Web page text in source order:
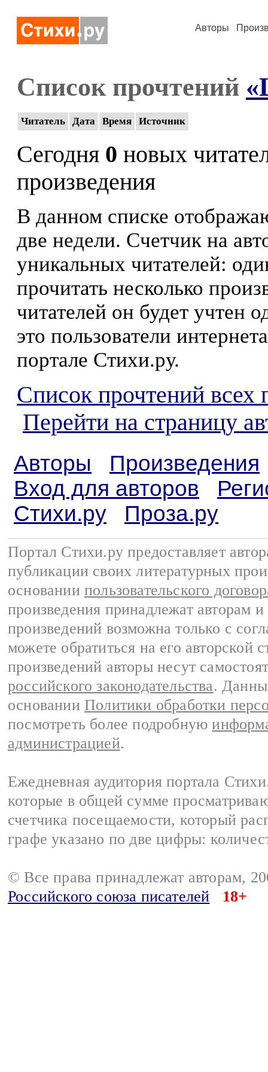
Авторы
Список прочтений
Читатель Дата Время Источник
Сегодня 0 новых
произведения
В данном списке
две недели. Счетчик на
уникальных читателей:
прочитать несколько
читателей он будет учтен
это пользователи
портале Стихи.ру.
Список прочтений всех
Перейти на страницу
Авторы
Произведения
Вход для авторов
Стихи.ру
Проза.ру
Портал Стихи.ру предоставляет
публикации своих литературных
основании пользовательского
произведения принадлежат авторам
произведений возможна только с
можете обратиться на его авторской
произведений авторы несут
российского законодательства.
основании Политики обработки
посмотреть более подробную
администрацией.
Ежедневная аудитория портала
которые в общей сумме
счетчика посещаемости, который
графе указано по две цифры:
© Все права принадлежат авторам,
Российского союза писателей
18+